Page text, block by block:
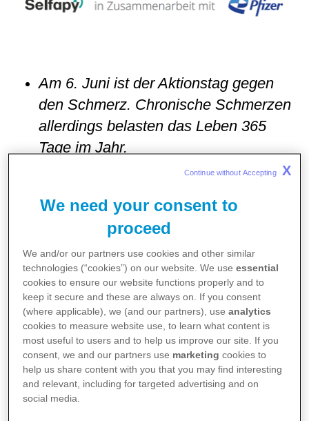
Am 6. Juni ist der Aktionstag gegen
den Schmerz. Chronische Schmerzen
allerdings belasten das Leben 365
Tage im Jahr.
Umfrageergebnisse zeigen: Etwa 90
Schmerzen sowie mindestens einer
psychischen Erkrankung fühlen sich
von ihren Schmerzen dauerhaft und
stark in ihrer Lebensqualität
beeinträchtigt. 1
Die neue digitale
Gesundheitsanwendung „Selfapys
Online-Kurs bei chronischen
Schmerzen“ kann Betroffene zu einem
We need your consent to
proceed
We and/or our partners use cookies and other similar
technologies (“cookies”) on our website. We useessential
cookies to ensure our website functions properly and to
keep it secure and these are always on. If you consent
(where applicable), we (and our partners), useanalytics
cookies to measure website use, to learn what content is
most useful to users and to help us improve our site. If you
consent, we and our partners use marketing cookies to
help us share content with you that you may find interesting
and relevant, including for targeted advertising and on
social media.
Continue without Accepting X